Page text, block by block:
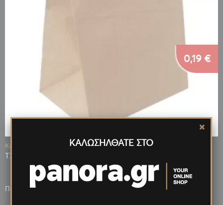
Κωδ.: 12710
ΤΣΑΝΤΑ ΧΑΡΤΙΝΗ ΜΕ ΠΛΑΚΕ ΛΑΒΗ 32x16x32cm
Πόντοι που κερδίζεις: 38
0,19 €
ΚΑΛΩΣΗΛΘΑΤΕ ΣΤΟ